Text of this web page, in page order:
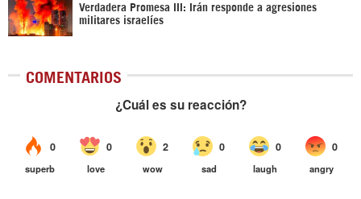
Verdadera Promesa III: Irán responde a agresiones
militares israelíes
COMENTARIOS